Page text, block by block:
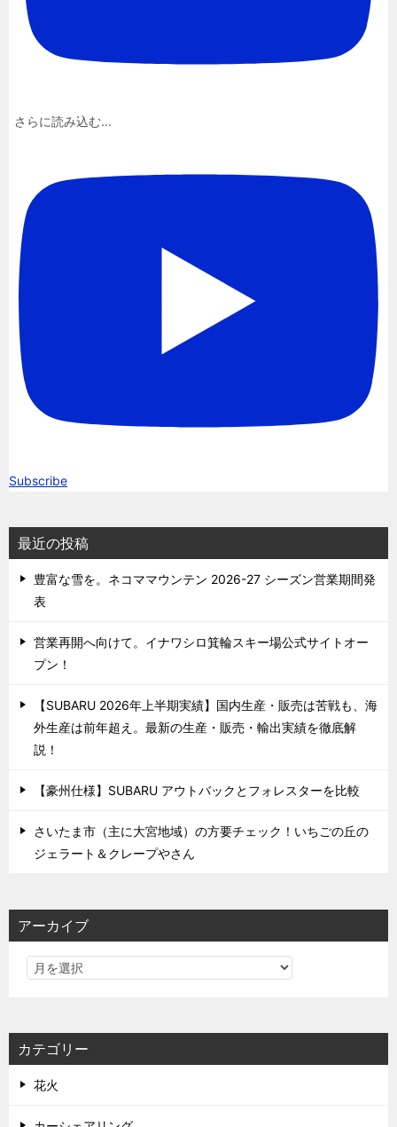
さらに読み込む...
Subscribe
最近の投稿
豊富な雪を。ネコママウンテン 2026-27 シーズン営業期間発
表
営業再開へ向けて。イナワシロ箕輪スキー場公式サイトオー
プン！
【SUBARU 2026年上半期実績】国内生産・販売は苦戦も、海
外生産は前年超え。最新の生産・販売・輸出実績を徹底解
説！
【豪州仕様】SUBARU アウトバックとフォレスターを比較
さいたま市（主に大宮地域）の方要チェック！いちごの丘の
ジェラート＆クレープやさん
アーカイブ
カテゴリー
花火